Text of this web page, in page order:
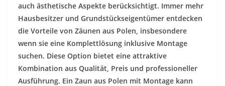
auch ästhetische Aspekte berücksichtigt. Immer mehr
Hausbesitzer und Grundstückseigentümer entdecken
die Vorteile von Zäunen aus Polen, insbesondere
wenn sie eine Komplettlösung inklusive Montage
suchen. Diese Option bietet eine attraktive
Kombination aus Qualität, Preis und professioneller
Ausführung. Ein Zaun aus Polen mit Montage kann